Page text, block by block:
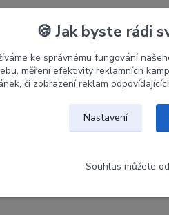
v kategoriích
🍪 Jak byste rádi
ke správnému fungování
měření efektivity reklamních
či zobrazení reklam
Nastavení
Souhlas můžete